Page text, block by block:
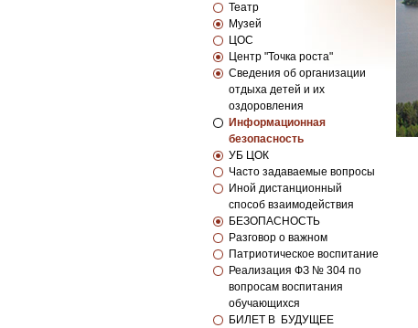
Театр
Музей
ЦОС
Центр "Точка роста"
Сведения об организации
отдыха детей и их
оздоровления
Информационная
безопасность
УБ ЦОК
Часто задаваемые вопросы
Иной дистанционный
способ взаимодействия
БЕЗОПАСНОСТЬ
Разговор о важном
Патриотическое воспитание
Реализация ФЗ № 304 по
вопросам воспитания
обучающихся
БИЛЕТ В БУДУЩЕЕ